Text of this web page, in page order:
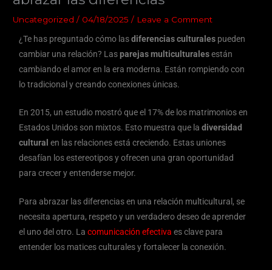
Uncategorized / 04/18/2025/ Leave a Comment
¿Te has preguntado cómo lasdiferencias culturales pueden
cambiar una relación? Lasparejas multiculturalesestán
cambiando el amor en la era moderna. Están rompiendo con
lo tradicional y creando conexiones únicas.
En 2015, un estudio mostró que el 17% de los matrimonios en
Estados Unidos son mixtos. Esto muestra que ladiversidad
cultural en las relaciones está creciendo. Estas uniones
desafían los estereotipos y ofrecen una gran oportunidad
para crecer y entenderse mejor.
Para abrazar las diferencias en una relación multicultural, se
necesita apertura, respeto y un verdadero deseo de aprender
el uno del otro. Lacomunicación efectiva es clave para
entender los matices culturales y fortalecer la conexión.